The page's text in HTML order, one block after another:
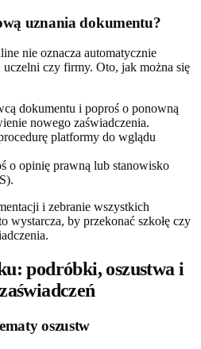
uznania dokumentu?
nie oznacza automatycznie
czy firmy. Oto, jak można się
dokumentu i poproś o ponowną
nowego zaświadczenia.
platformy do wglądu
o opinię prawną lub stanowisko
i zebranie wszystkich
wystarcza, by przekonać szkołę czy
podróbki, oszustwa i
oszustw